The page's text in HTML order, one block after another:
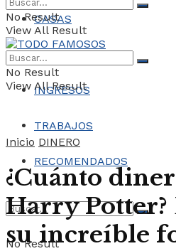
CASAS
COCHES
INGRESOS
TRABAJOS
RECOMENDADOS
No Result
No Result
View All Result
No Result
View All Result
Inicio DINERO
¿Cuánto
Harry Potter?
su increíble